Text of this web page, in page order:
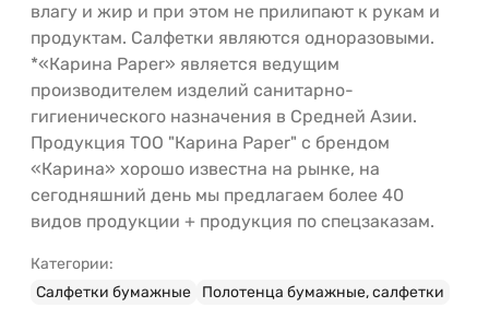
влагу и жир и при этом не прилипают к рукам и
продуктам. Салфетки являются одноразовыми.
*«Карина Paper» является ведущим
производителем изделий санитарно-
гигиенического назначения в Средней Азии.
Продукция ТОО "Карина Paper" с брендом
«Карина» хорошо известна на рынке, на
сегодняшний день мы предлагаем более 40
видов продукции + продукция по спецзаказам.
Категории:
Салфетки бумажные
Полотенца бумажные, салфетки